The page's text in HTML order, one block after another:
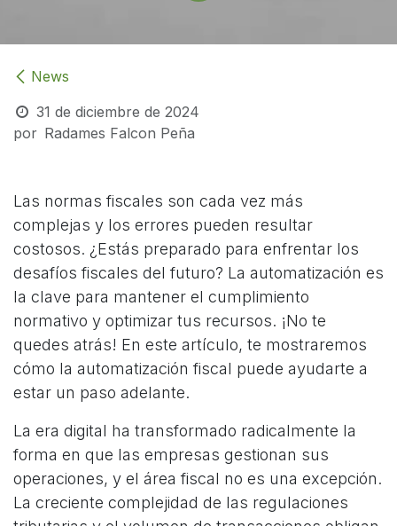
News
31 de diciembre de 2024
por Radames Falcon Peña
Las normas fiscales son cada vez más
complejas y los errores pueden resultar
costosos. ¿Estás preparado para enfrentar los
desafíos fiscales del futuro? La automatización es
la clave para mantener el cumplimiento
normativo y optimizar tus recursos. ¡No te
quedes atrás! En este artículo, te mostraremos
cómo la automatización fiscal puede ayudarte a
estar un paso adelante.
La era digital ha transformado radicalmente la
forma en que las empresas gestionan sus
operaciones, y el área fiscal no es una excepción.
La creciente complejidad de las regulaciones